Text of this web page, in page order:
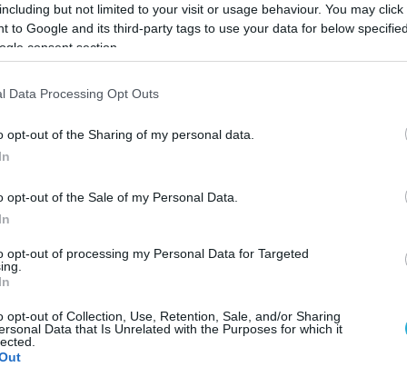
but not limited to your visit or usage behaviour. You may
to Google and its third-party tags to use your data for below
consent section.
Data Processing Opt Outs
opt-out of the Sharing of my personal data.
opt-out of the Sale of my Personal Data.
opt-out of processing my Personal Data for Targeted
opt-out of Collection, Use, Retention, Sale, and/or Sharing
Data that Is Unrelated with the Purposes for which it
αλλά και επιλογές χαμηλού ή μηδενικού
ώστε χρήστες όλων των δεξιοτήτων να
τεχνητής νοημοσύνης. Με υποστήριξη
και γλωσσών ανοικτού κώδικα,
δεδομένων μπορούν να γράφουν
της επιλογής τους.
δήλωσε ότι η πρόσβαση στο Viya στο
τρόπος για να αξιοποιηθεί στο έπακρο η
πελάτες μας έναν νέο τρόπο πρόσβασης στο SAS